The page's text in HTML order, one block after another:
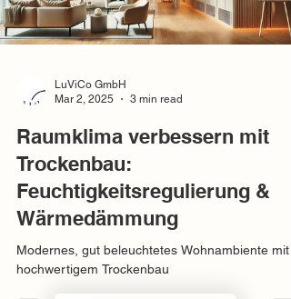
LuViCo GmbH
Mar 2, 2025
3 min read
Raumklima verbessern mit
Trockenbau:
Feuchtigkeitsregulierung &
Wärmedämmung
Modernes, gut beleuchtetes Wohnambiente mit
hochwertigem Trockenbau